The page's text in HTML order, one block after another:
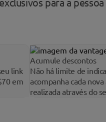
link
em
Acumule descontos
Não há limite de
acompanha cada
realizada através do